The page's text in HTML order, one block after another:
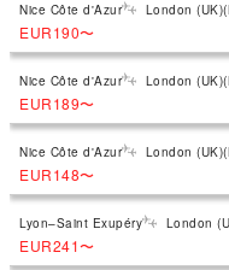
Nice Côte d'Azur London
EUR190〜
Nice Côte d'Azur London
EUR189〜
Nice Côte d'Azur London
EUR148〜
Lyon–Saint Exupéry London
EUR241〜